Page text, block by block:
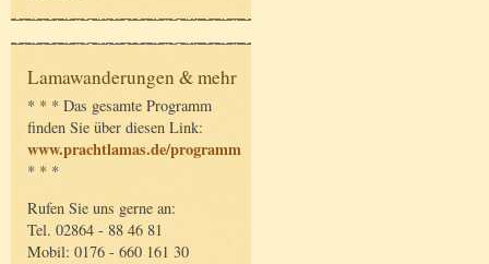
Lamawanderungen & mehr
* * * Das gesamte Programm
finden Sie über diesen Link:
www.prachtlamas.de/programm
* * *
Rufen Sie uns gerne an:
Tel. 02864 - 88 46 81
Mobil: 0176 - 660 161 30